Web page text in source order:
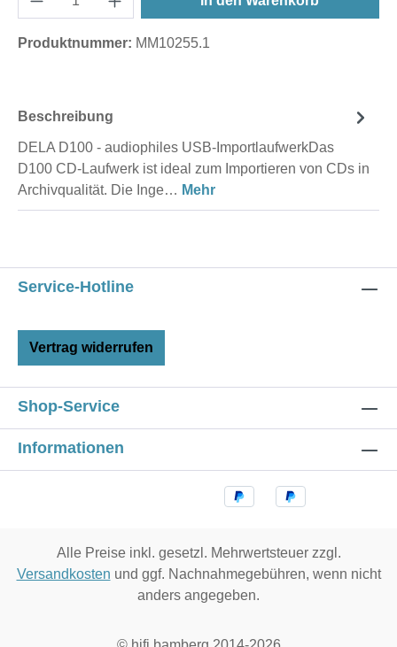
Produktnummer: MM10255.1
Beschreibung
DELA D100 - audiophiles USB-ImportlaufwerkDas
D100 CD-Laufwerk ist ideal zum Importieren von CDs in
Archivqualität. Die Inge… Mehr
Service-Hotline
Vertrag widerrufen
Shop-Service
Informationen
Alle Preise inkl. gesetzl. Mehrwertsteuer zzgl.
Versandkosten und ggf. Nachnahmegebühren, wenn nicht
anders angegeben.